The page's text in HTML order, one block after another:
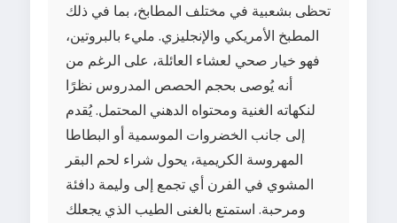
تحظى بشعبية في مختلف المطابخ، بما في ذلك
المطبخ الأمريكي والإنجليزي. مليء بالبروتين،
فهو خيار صحي لعشاء العائلة، على الرغم من
أنه يُوصى بحجم الحصص المدروس نظرًا
لنكهاته الغنية ومحتواه الدهني المحتمل. يُقدم
إلى جانب الخضروات الموسمية أو البطاطا
المهروسة الكريمية، يحول شراء لحم البقر
المشوي في الفرن أي تجمع إلى وليمة دافئة
ومرحبة. استمتع بالغنى الطيب الذي يجعلك